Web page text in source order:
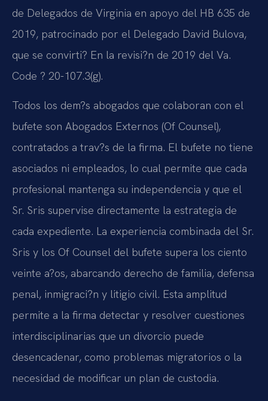
de Delegados de Virginia en apoyo del HB 635 de
2019, patrocinado por el Delegado David Bulova,
que se convirti? En la revisi?n de 2019 del Va.
Code ? 20-107.3(g).
Todos los dem?s abogados que colaboran con el
bufete son Abogados Externos (Of Counsel),
contratados a trav?s de la firma. El bufete no tiene
asociados ni empleados, lo cual permite que cada
profesional mantenga su independencia y que el
Sr. Sris supervise directamente la estrategia de
cada expediente. La experiencia combinada del Sr.
Sris y los Of Counsel del bufete supera los ciento
veinte a?os, abarcando derecho de familia, defensa
penal, inmigraci?n y litigio civil. Esta amplitud
permite a la firma detectar y resolver cuestiones
interdisciplinarias que un divorcio puede
desencadenar, como problemas migratorios o la
necesidad de modificar un plan de custodia.